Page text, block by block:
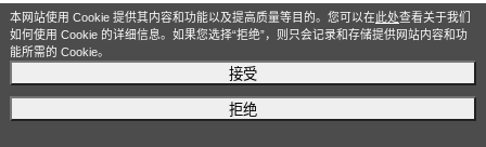
本网站使用 Cookie 提供其内容和功能以及提高质量等目的。您可以在此处查看关于我们
如何使用 Cookie 的详细信息。如果您选择“拒绝”，则只会记录和存储提供网站内容和功
能所需的 Cookie。
接受
拒绝